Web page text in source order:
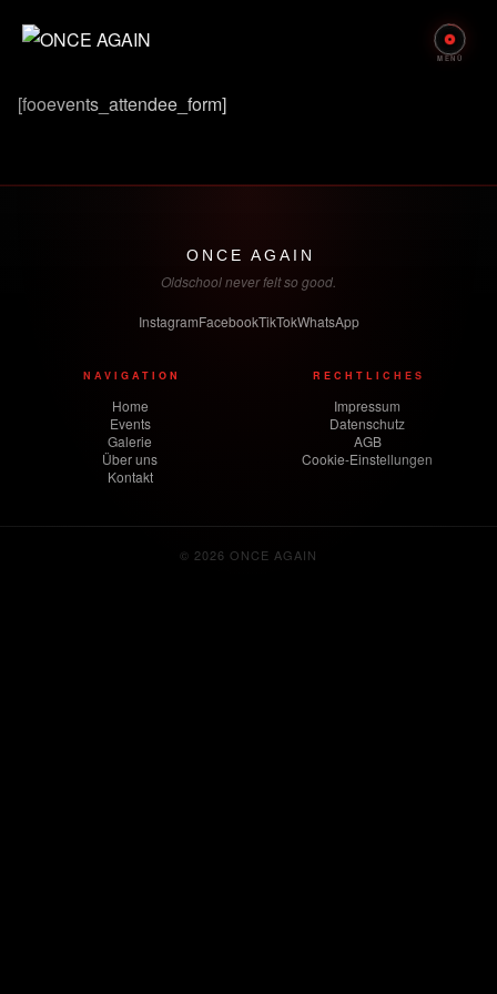
Inhalt
[fooevents_attendee_form]
ONCE AGAIN
Oldschool never felt so good.
InstagramFacebookTikTokWhatsApp
NAVIGATION
Home
Events
Galerie
Über uns
Kontakt
RECHTLICHES
Impressum
Datenschutz
AGB
Cookie-Einstellungen
© 2026 ONCE AGAIN